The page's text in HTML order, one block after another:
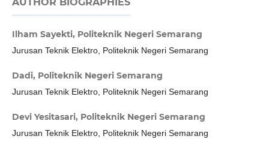
Ilham Sayekti, Politeknik Negeri Semarang
Jurusan Teknik Elektro, Politeknik Negeri Semarang
Dadi, Politeknik Negeri Semarang
Jurusan Teknik Elektro, Politeknik Negeri Semarang
Devi Yesitasari, Politeknik Negeri Semarang
Jurusan Teknik Elektro, Politeknik Negeri Semarang